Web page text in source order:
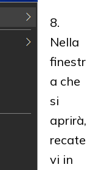
8.
Nella
finestr
a che
si
aprirà,
recate
vi in